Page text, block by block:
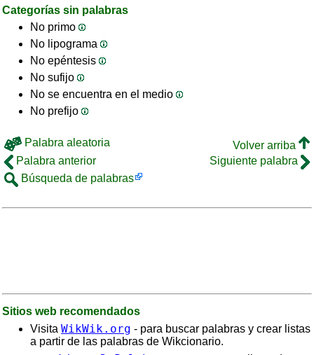
Categorías sin palabras
No primo
No lipograma
No epéntesis
No sufijo
No se encuentra en el medio
No prefijo
Palabra aleatoria
Volver arriba
Palabra anterior
Siguiente palabra
Búsqueda de palabras
Sitios web recomendados
Visita WikWik.org - para buscar palabras y crear listas
a partir de las palabras de Wikcionario.